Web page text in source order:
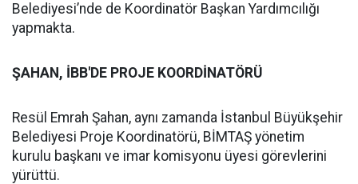
Belediyesi’nde de Koordinatör Başkan Yardımcılığı
yapmakta.
ŞAHAN, İBB'DE PROJE KOORDİNATÖRÜ
Resül Emrah Şahan, aynı zamanda İstanbul Büyükşehir
Belediyesi Proje Koordinatörü, BİMTAŞ yönetim
kurulu başkanı ve imar komisyonu üyesi görevlerini
yürüttü.